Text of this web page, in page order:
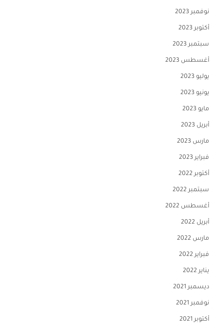
نوفمبر 2023
أكتوبر 2023
سبتمبر 2023
أغسطس 2023
يوليو 2023
يونيو 2023
مايو 2023
أبريل 2023
مارس 2023
فبراير 2023
أكتوبر 2022
سبتمبر 2022
أغسطس 2022
أبريل 2022
مارس 2022
فبراير 2022
يناير 2022
ديسمبر 2021
نوفمبر 2021
أكتوبر 2021